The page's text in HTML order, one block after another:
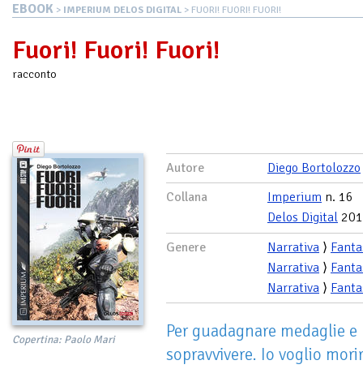
EBOOK > IMPERIUM DELOS DIGITAL > FUORI! FUORI! FUORI!
Fuori! Fuori! Fuori!
racconto
Copertina: Paolo Mari
Autore
Diego Bortolozzo
Collana
Imperium n. 16
Delos Digital
Genere
Narrativa ⟩
Narrativa ⟩
Narrativa ⟩
Per guadagnare medaglie
sopravvivere. Io voglio